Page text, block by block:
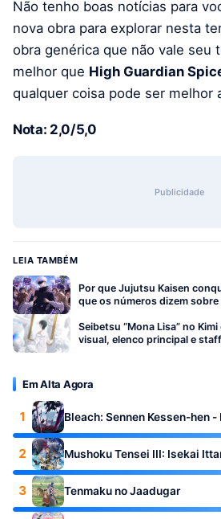
Não tenho boas notícias para
nova obra para explorar nesta
obra genérica que não vale seu
melhor que High Guardian
qualquer coisa pode ser melhor
Nota: 2,0/5,0
Publicidade
LEIA TAMBÉM
Por que Jujutsu Kaisen
que os números dizem
Seibetsu “Mona Lisa” no
visual, elenco principal e staff
Em Alta Agora
1 Bleach: Sennen Kessen-hen
2 Mushoku Tensei III: Isekai
3 Tenmaku no Jaadugar